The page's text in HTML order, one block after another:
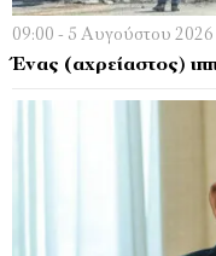
09:00 - 5 Αυγούστου 2026
Ένας (αχρείαστος)